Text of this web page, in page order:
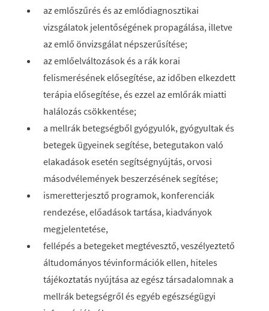
az emlőszűrés és az emlődiagnosztikai
vizsgálatok jelentőségének propagálása, illetve
az emlő önvizsgálat népszerűsítése;
az emlőelváltozások és a rák korai
felismerésének elősegítése, az időben elkezdett
terápia elősegítése, és ezzel az emlőrák miatti
halálozás csökkentése;
a mellrák betegségből gyógyulók, gyógyultak és
betegek ügyeinek segítése, betegutakon való
elakadások esetén segítségnyújtás, orvosi
másodvélemények beszerzésének segítése;
ismeretterjesztő programok, konferenciák
rendezése, előadások tartása, kiadványok
megjelentetése,
fellépés a betegeket megtévesztő, veszélyeztető
áltudományos tévinformációk ellen, hiteles
tájékoztatás nyújtása az egész társadalomnak a
mellrák betegségről és egyéb egészségügyi